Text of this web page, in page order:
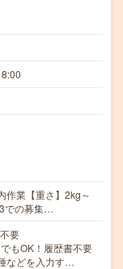
作業【重さ】2kg～
での募集…
要
もOK！履歴書不要
などを入力す…